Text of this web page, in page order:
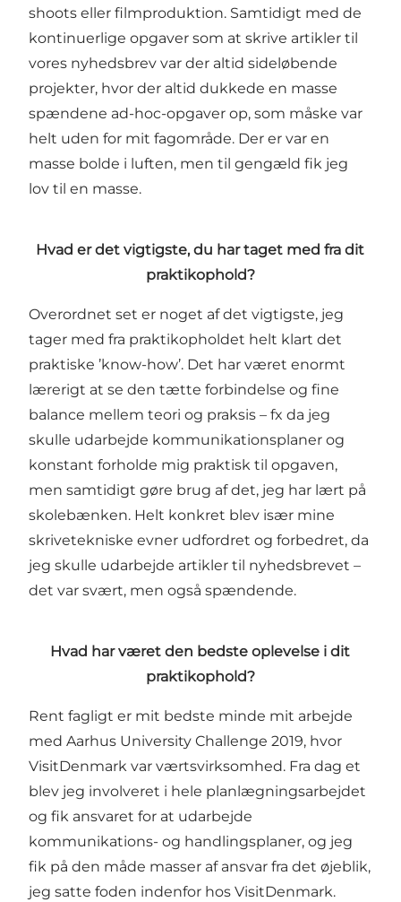
shoots eller filmproduktion. Samtidigt med de
kontinuerlige opgaver som at skrive artikler til
vores nyhedsbrev var der altid sideløbende
projekter, hvor der altid dukkede en masse
spændene ad-hoc-opgaver op, som måske var
helt uden for mit fagområde. Der er var en
masse bolde i luften, men til gengæld fik jeg
lov til en masse.
Hvad er det vigtigste, du har taget med fra dit
praktikophold?
Overordnet set er noget af det vigtigste, jeg
tager med fra praktikopholdet helt klart det
praktiske ’know-how’. Det har været enormt
lærerigt at se den tætte forbindelse og fine
balance mellem teori og praksis – fx da jeg
skulle udarbejde kommunikationsplaner og
konstant forholde mig praktisk til opgaven,
men samtidigt gøre brug af det, jeg har lært på
skolebænken. Helt konkret blev især mine
skrivetekniske evner udfordret og forbedret, da
jeg skulle udarbejde artikler til nyhedsbrevet –
det var svært, men også spændende.
Hvad har været den bedste oplevelse i dit
praktikophold?
Rent fagligt er mit bedste minde mit arbejde
med Aarhus University Challenge 2019, hvor
VisitDenmark var værtsvirksomhed. Fra dag et
blev jeg involveret i hele planlægningsarbejdet
og fik ansvaret for at udarbejde
kommunikations- og handlingsplaner, og jeg
fik på den måde masser af ansvar fra det øjeblik,
jeg satte foden indenfor hos VisitDenmark.